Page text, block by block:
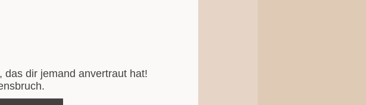
dir jemand anvertraut hat!